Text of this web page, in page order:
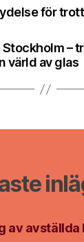
för
Stockholm –
värld av glas
av avställda